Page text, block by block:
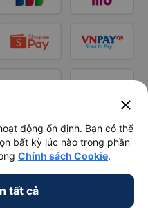
close
động ổn định. Bạn có thể
bất kỳ lúc nào trong phần
Chính sách Cookie.
tất cả